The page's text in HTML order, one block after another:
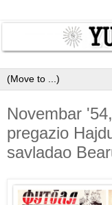
Novembar
pregazio
savladao